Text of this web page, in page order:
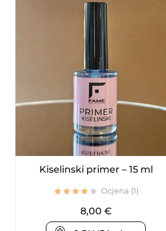
Kiselinski primer – 15 ml
Ocjena (1)
8,00 €